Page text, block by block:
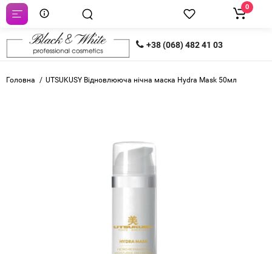
+38 (068) 482 41 03
0
Головна UTSUKUSY Відновлююча нічна маска Hydra Mask 50мл